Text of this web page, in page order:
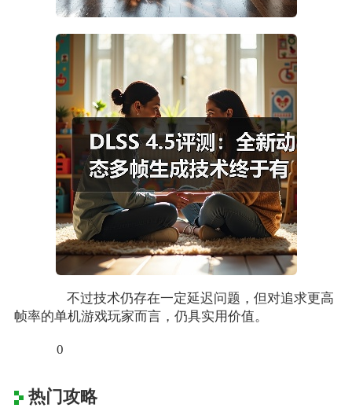
不过技术仍存在一定延迟问题，但对追求更高
帧率的单机游戏玩家而言，仍具实用价值。
0
热门攻略